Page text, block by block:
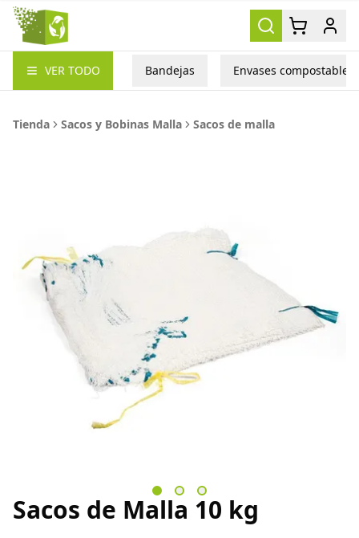
Packea
VER TODO Bandejas Envases compostables
Tienda Sacos y Bobinas Malla Sacos de malla
Sacos de Malla 10 kg